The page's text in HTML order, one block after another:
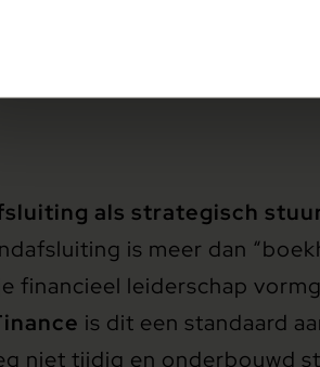
als strategisch
is meer dan
financieel leiderschap
is dit een standaard
niet tijdig en onderbouwd